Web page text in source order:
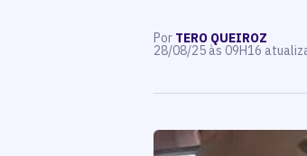
Por TERO QUEIROZ
28/08/25 às 09H16